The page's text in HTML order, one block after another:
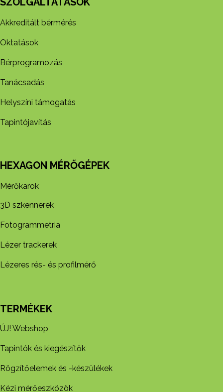
Akkreditált bérmérés
Oktatások
Bérprogramozás
Tanácsadás
Helyszíni támogatás
Tapintójavítás
HEXAGON MÉRŐGÉPEK
Mérőkarok
3D szkennerek
Fotogrammetria
Lézer trackerek
Lézeres rés- és profilmérő
TERMÉKEK
ÚJ! Webshop
Tapintók és kiegészítők
Rögzítőelemek és -készül​ékek
Kézi mérőeszközök